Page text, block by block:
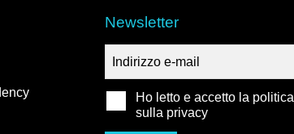
Newsletter
Ho letto e accetto la politica
sulla privacy